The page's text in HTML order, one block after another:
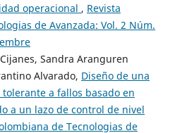
operacional , Revista
de Avanzada: Vol. 2 Núm.
Sandra Aranguren
Alvarado, Diseño de una
a fallos basado en
a un lazo de control de nivel
de Tecnologias de